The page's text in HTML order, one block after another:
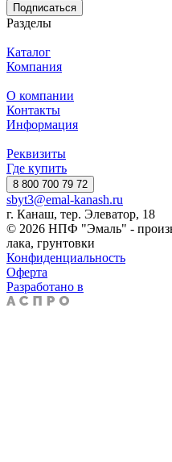
Подписаться
Разделы
Каталог
Компания
О компании
Контакты
Информация
Реквизиты
Где купить
8 800 700 79 72
sbyt3@emal-kanash.ru
г. Канаш, тер. Элеватор, 18
© 2026 НПФ "Эмаль" -
лака, грунтовки
Конфиденциальность
Оферта
Разработано в